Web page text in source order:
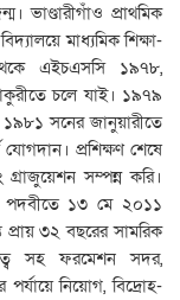
ভাণ্ডারীগাঁও প্রাথমিক
মাধ্যমিক শিক্ষা-
এইচএসসি ১৯৭৮,
চলে যাই। ১৯৭৯
১৯৮১ সনের জানুয়ারীতে
যোগদান। প্রশিক্ষণ শেষে
সম্পন্ন করি।
পদবীতে ১৩ মে ২০১১
৩২ বছরের সামরিক
সহ ফরমেশন সদর,
নিয়োগ, বিদ্রোহ-